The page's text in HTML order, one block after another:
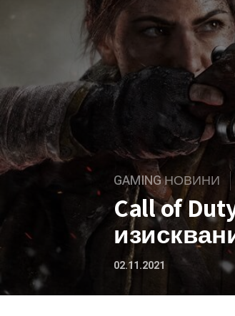
GAMING НОВИНИ
Call of
02.11.2021